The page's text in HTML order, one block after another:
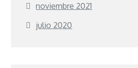
noviembre 2021
julio 2020